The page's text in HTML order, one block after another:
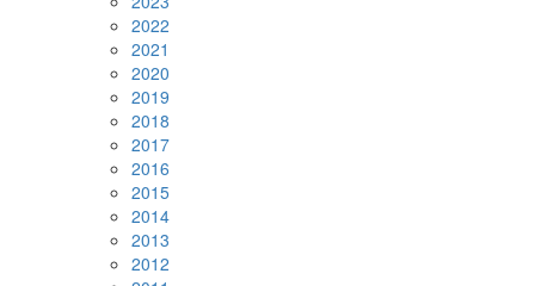
2022
2021
2020
2019
2018
2017
2016
2015
2014
2013
2012